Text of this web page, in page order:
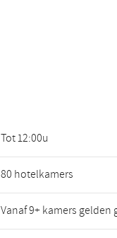
Tot 12:00u
80 hotelkamers
Vanaf 9+ kamers